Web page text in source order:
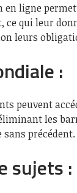
ligne
ce qui leur
leurs
:
peuvent
les
précédent.
sujets :